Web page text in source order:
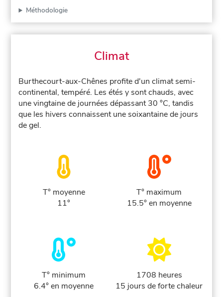
Méthodologie
Climat
Burthecourt-aux-Chênes profite d'un climat semi-
continental, tempéré. Les étés y sont chauds, avec
une vingtaine de journées dépassant 30 °C, tandis
que les hivers connaissent une soixantaine de jours
de gel.
T° moyenne
11°
T° maximum
15.5° en moyenne
T° minimum
6.4° en moyenne
1708 heures
15 jours de forte chaleur